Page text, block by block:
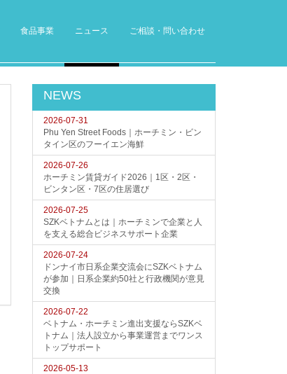
食品事業 ニュース ご相談・問い合わせ
NEWS
2026-07-31
Phu Yen Street Foods｜ホーチミン・ビン
タイン区のフーイエン海鮮
2026-07-26
ホーチミン賃貸ガイド2026｜1区・2区・
ビンタン区・7区の住居選び
2026-07-25
SZKベトナムとは｜ホーチミンで企業と人
を支える総合ビジネスサポート企業
2026-07-24
ドンナイ市日系企業交流会にSZKベトナム
が参加｜日系企業約50社と行政機関が意見
交換
2026-07-22
ベトナム・ホーチミン進出支援ならSZKベ
トナム｜法人設立から事業運営までワンス
トップサポート
2026-05-13